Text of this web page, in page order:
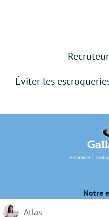
Éviter les
Notre
Protection de la